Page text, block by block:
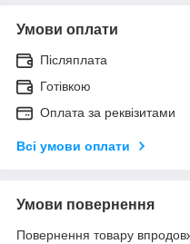
Умови оплати
Післяплата
Готівкою
Оплата за реквізитами
Всі умови оплати
Умови повернення
Повернення товару